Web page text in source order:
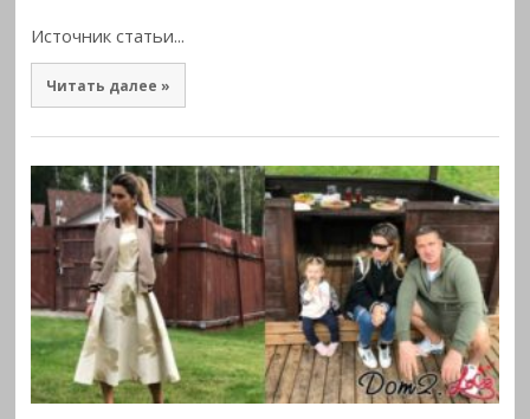
Источник статьи...
Читать далее »